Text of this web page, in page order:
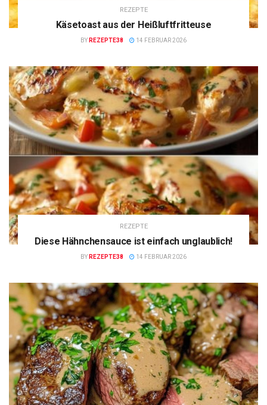
REZEPTE
Käsetoast aus der Heißluftfritteuse
BY REZEPTE38 14 FEBRUAR 2026
REZEPTE
Diese Hähnchensauce ist einfach unglaublich!
BY REZEPTE38 14 FEBRUAR 2026